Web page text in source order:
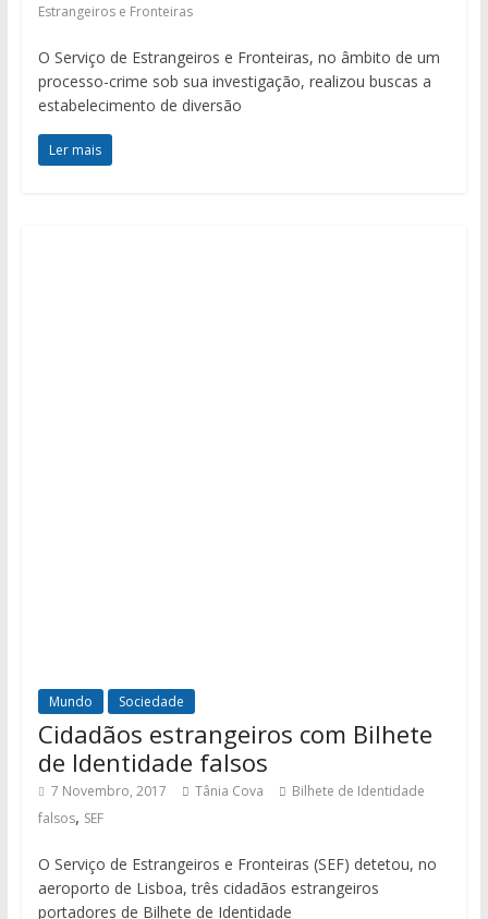
Estrangeiros e Fronteiras
O Serviço de Estrangeiros e Fronteiras, no âmbito de um
processo-crime sob sua investigação, realizou buscas a
estabelecimento de diversão
Ler mais
Mundo Sociedade
Cidadãos estrangeiros com Bilhete
de Identidade falsos
7 Novembro, 2017 Tânia Cova
Bilhete de Identidade
falsos, SEF
O Serviço de Estrangeiros e Fronteiras (SEF) detetou, no
aeroporto de Lisboa, três cidadãos estrangeiros
portadores de Bilhete de Identidade